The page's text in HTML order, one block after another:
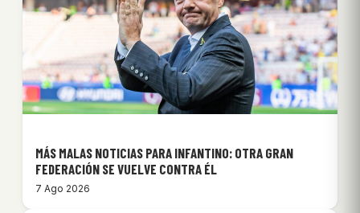
MÁS MALAS NOTICIAS PARA INFANTINO: OTRA GRAN
FEDERACIÓN SE VUELVE CONTRA ÉL
7 Ago 2026